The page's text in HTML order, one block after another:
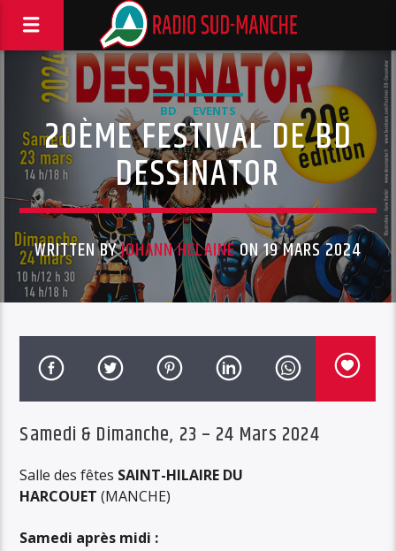
BD EVENTS
20ÈME FESTIVAL DE BD
DESSINATOR
WRITTEN BYJOHANN HÉLAINEON 19 MARS 2024
Samedi & Dimanche, 23 – 24 Mars 2024
Salle des fêtes SAINT-HILAIRE DU
HARCOUET (MANCHE)
Samedi après midi :